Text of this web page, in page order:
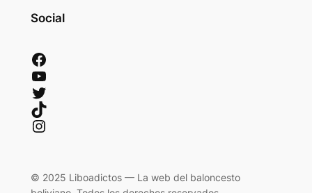
Social
Facebook
YouTube
Twitter
TikTok
Instagram
© 2025 Liboadictos — La web del baloncesto